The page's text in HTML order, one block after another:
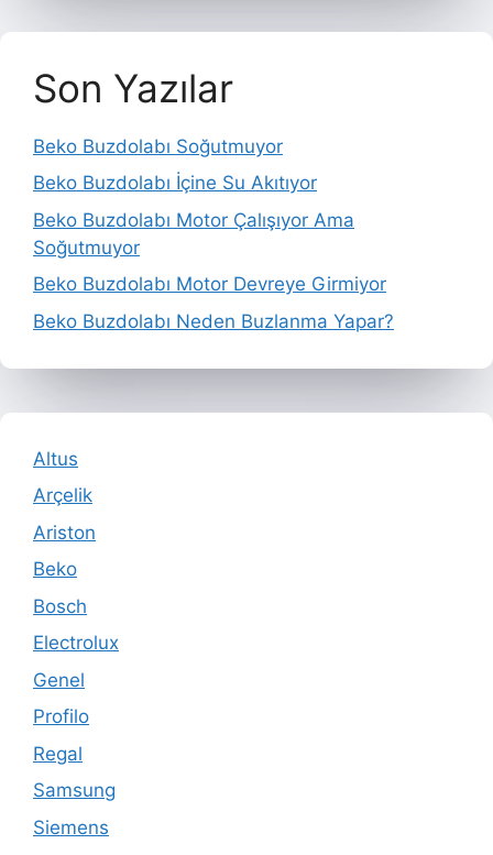
Son Yazılar
Beko Buzdolabı Soğutmuyor
Beko Buzdolabı İçine Su Akıtıyor
Beko Buzdolabı Motor Çalışıyor Ama
Soğutmuyor
Beko Buzdolabı Motor Devreye Girmiyor
Beko Buzdolabı Neden Buzlanma Yapar?
Altus
Arçelik
Ariston
Beko
Bosch
Electrolux
Genel
Profilo
Regal
Samsung
Siemens